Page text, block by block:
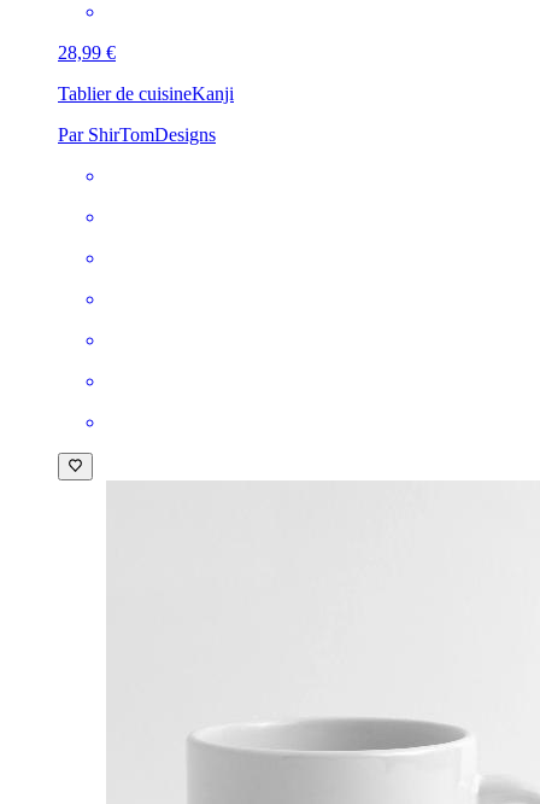
28,99 €
Tablier de cuisineKanji
Par ShirTomDesigns